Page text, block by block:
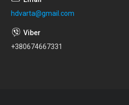
hdvarta@gmail.com
+380674667331